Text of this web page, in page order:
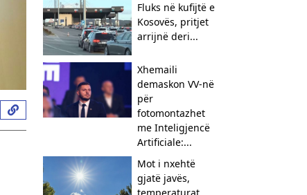
Fluks në kufijtë e
Kosovës, pritjet
arrijnë deri...
Xhemaili
demaskon VV-në
për
fotomontazhet
me Inteligjencë
Artificiale:...
Mot i nxehtë
gjatë javës,